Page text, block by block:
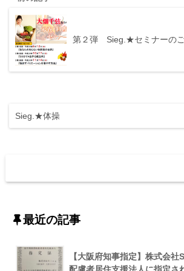
第２弾 Sieg.★セミナーの
Sieg.★体操
最近の記事
【大阪府知事指定】株式会